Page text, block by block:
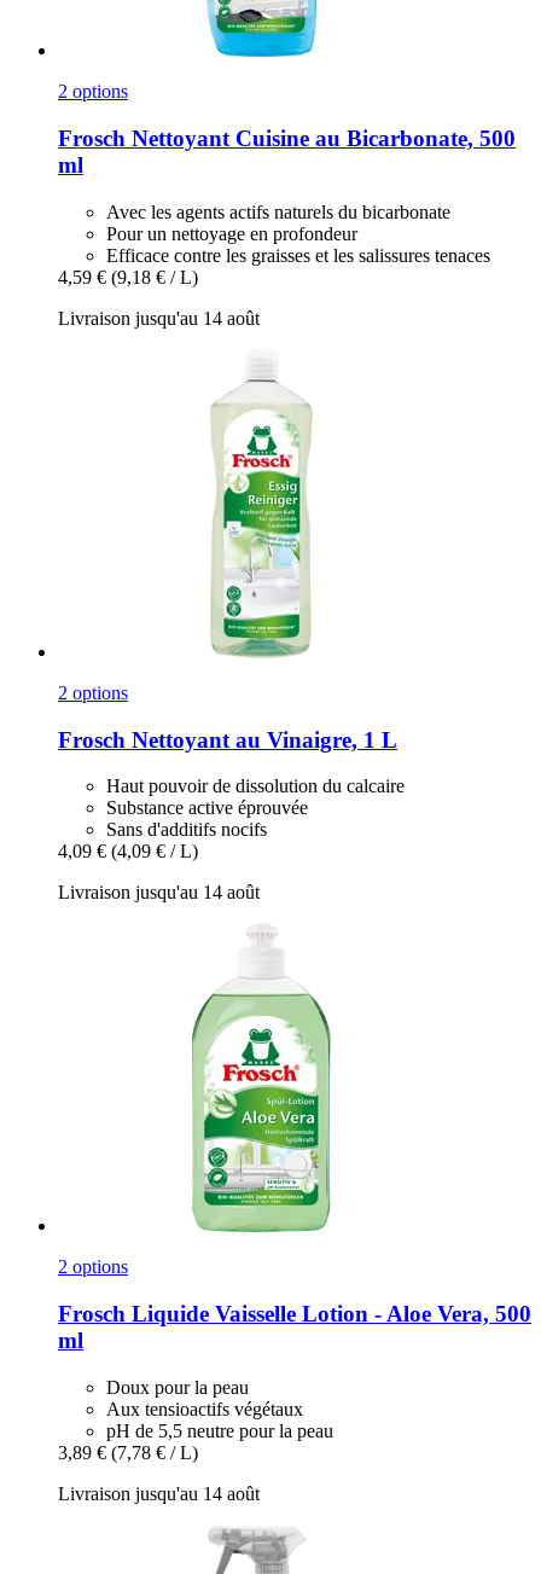
2 options
Frosch Nettoyant Cuisine au Bicarbonate, 500
ml
Avec les agents actifs naturels du bicarbonate
Pour un nettoyage en profondeur
Efficace contre les graisses et les salissures tenaces
4,59 € (9,18 € / L)
Livraison jusqu'au 14 août
2 options
Frosch Nettoyant au Vinaigre, 1 L
Haut pouvoir de dissolution du calcaire
Substance active éprouvée
Sans d'additifs nocifs
4,09 € (4,09 € / L)
Livraison jusqu'au 14 août
2 options
Frosch Liquide Vaisselle Lotion -​ Aloe Vera, 500
ml
Doux pour la peau
Aux tensioactifs végétaux
pH de 5,5 neutre pour la peau
3,89 € (7,78 € / L)
Livraison jusqu'au 14 août